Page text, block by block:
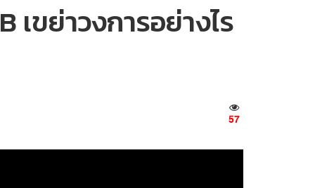
เขย่าวงการอย่างไร
57